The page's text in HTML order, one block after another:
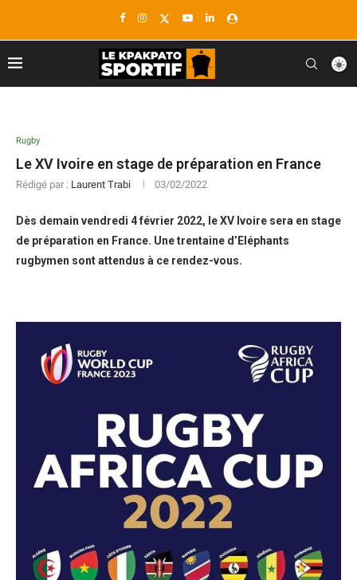
Rugby
Le XV Ivoire en stage de préparation en France
Rédigé par : Laurent Trabi 03/02/2022
Dès demain vendredi 4 février 2022, le XV Ivoire sera en stage
de préparation en France. Une trentaine d’Eléphants
rugbymen sont attendus à ce rendez-vous.